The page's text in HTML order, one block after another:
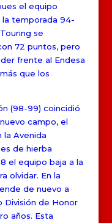
el equipo
temporada 94-
se
72 puntos, pero
frente al Endesa
que los
(98-99) coincidió
campo, el
la Avenida
de hierba
el equipo baja a la
olvidar. En la
de nuevo a
División de Honor
años. Esta